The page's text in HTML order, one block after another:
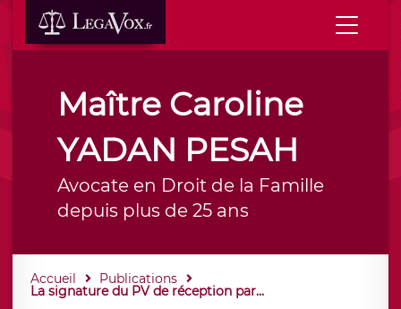
Maître Caroline
YADAN PESAH
Avocate en Droit de la Famille
depuis plus de 25 ans
Accueil Publications
La signature du PV de réception par...